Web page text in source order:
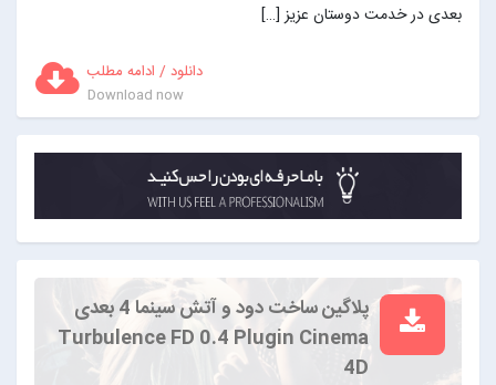
بعدی در خدمت دوستان عزیز […]
دانلود / ادامه مطلب
Download now
پلاگین ساخت دود و آتش سینما 4 بعدی
Turbulence FD 0.4 Plugin Cinema
4D